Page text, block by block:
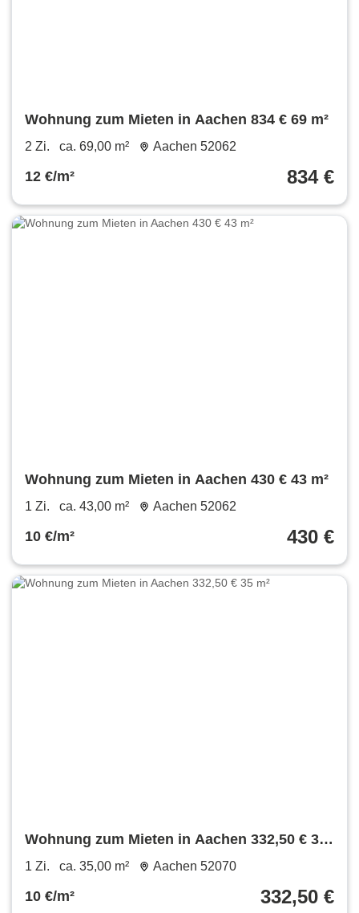
Wohnung zum Mieten in Aachen 834 € 69 m²
2 Zi. ca. 69,00 m² Aachen 52062
12 €/m² 834 €
Wohnung zum Mieten in Aachen 430 € 43 m²
1 Zi. ca. 43,00 m² Aachen 52062
10 €/m² 430 €
Wohnung zum Mieten in Aachen 332,50 € 35
m²
1 Zi. ca. 35,00 m² Aachen 52070
10 €/m² 332,50 €